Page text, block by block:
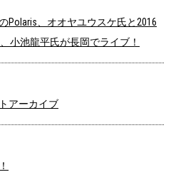
Polaris、オオヤユウスケ氏と2016
、小池龍平氏が長岡でライブ！
アーカイブ